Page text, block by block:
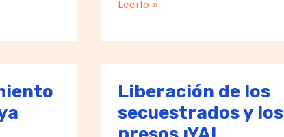
Contra
forma
de
Leerlo »
Liberación de los
secuestrados y los